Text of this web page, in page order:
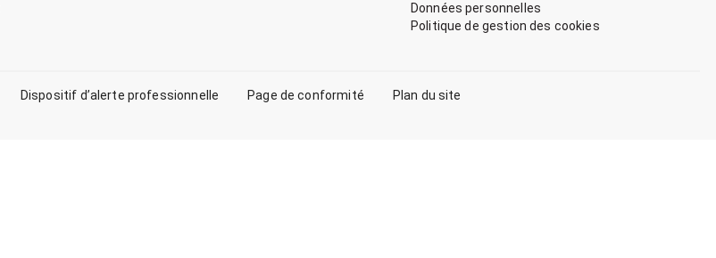
Données personnelles
Politique de gestion des cookies
Dispositif d’alerte professionnelle Page de conformité Plan du site